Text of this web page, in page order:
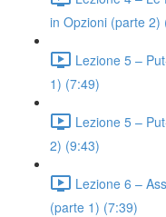
in Opzioni (parte 2)
Lezione 5 –
1) (7:49)
Lezione 5 –
2) (9:43)
Lezione 6 –
(parte 1) (7:39)